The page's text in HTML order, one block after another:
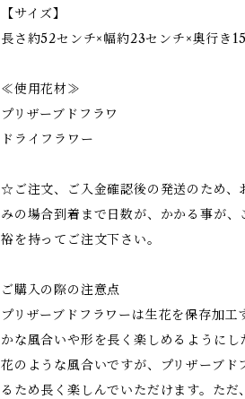
【サイズ】
長さ約52センチ×幅約23センチ×奥行き
≪使用花材≫
プリザーブドフラワ
ドライフラワー
☆ご注文、ご入金確認後の発送のため、
みの場合到着まで日数が、かかる事が、
裕を持ってご注文下さい。
ご購入の際の注意点
プリザーブドフラワーは生花を保存加工
かな風合いや形を長く楽しめるようにし
花のような風合いですが、プリザーブド
るため長く楽しんでいただけます。ただ